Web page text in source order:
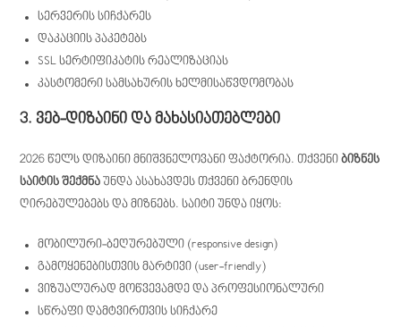
სერვერის სიჩქარეს
დაკაციის პაკეტებს
SSL სერტიფიკატის რეალიზაციას
კასტომერი სამსახურის ხელმისაწვდომობას
3. ვებ-დიზაინი და მახასიათებლები
2026 წელს დიზაინი მნიშვნელოვანი ფაქტორია. თქვენიბიზნეს
საიტის შექმნა უნდა ასახავდეს თქვენი ბრენდის
ღირებულებებს და მიზნებს. საიტი უნდა იყოს:
მობილური-ბეღურებული (responsive design)
გამოყენებისთვის მარტივი (user-friendly)
ვიზუალურად მოწვევამდე და პროფესიონალური
სწრაფი დამტვირთვის სიჩქარე